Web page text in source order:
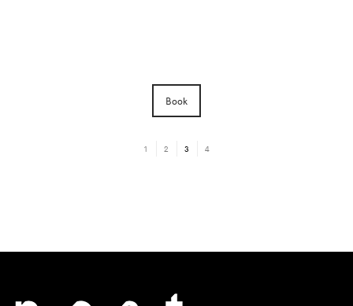
Book
1 2 3 4